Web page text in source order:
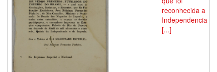
reconhecida a
Independencia
[...]